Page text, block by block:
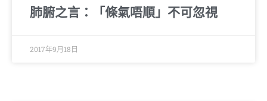
肺腑之言：「條氣唔順」不可忽視
2017年9月18日